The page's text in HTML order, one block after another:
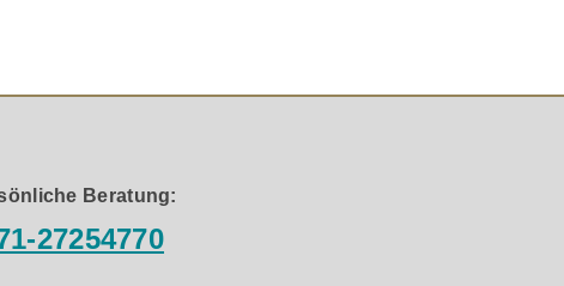
sie auf die Aluminiummembran geklebt wurden.
Beratung:
27254770